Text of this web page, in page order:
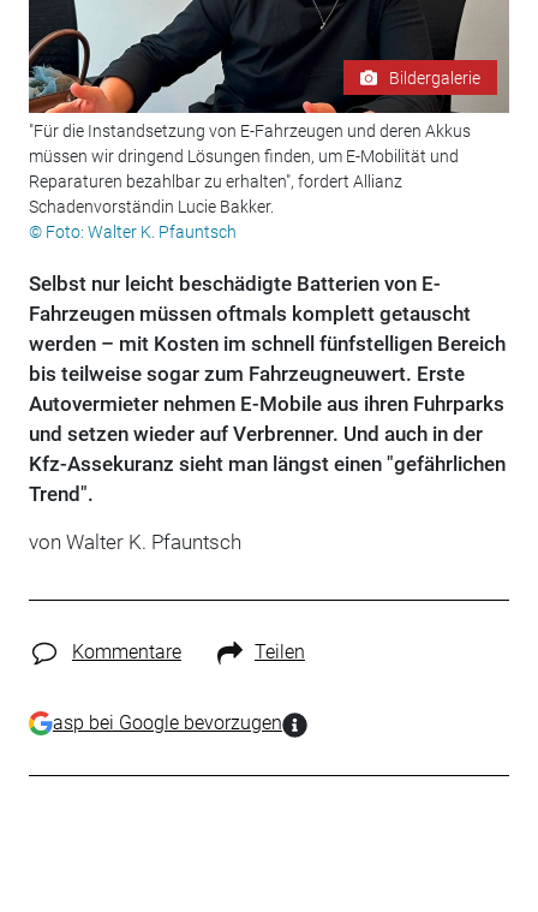
Bildergalerie
"Für die Instandsetzung von E-Fahrzeugen und deren Akkus
müssen wir dringend Lösungen finden, um E-Mobilität und
Reparaturen bezahlbar zu erhalten", fordert Allianz
Schadenvorständin Lucie Bakker.
© Foto: Walter K. Pfauntsch
Selbst nur leicht beschädigte Batterien von E-
Fahrzeugen müssen oftmals komplett getauscht
werden – mit Kosten im schnell fünfstelligen Bereich
bis teilweise sogar zum Fahrzeugneuwert. Erste
Autovermieter nehmen E-Mobile aus ihren Fuhrparks
und setzen wieder auf Verbrenner. Und auch in der
Kfz-Assekuranz sieht man längst einen "gefährlichen
Trend".
von Walter K. Pfauntsch
Kommentare Teilen
asp bei Google bevorzugen